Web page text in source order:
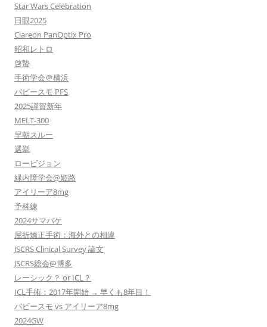
Star Wars Celebration
日眼2025
Clareon PanOptix Pro
昭和レトロ
啓蟄
手術学会＠横浜
バビースモ PFS
2025謹賀新年
MELT-300
早朝スルー
選挙
ロービジョン
緑内障学会@姫路
アイリーア8mg
予科練
2024サマバケ
屈折矯正手術：海外との相違
JSCRS Clinical Survey 論文
JSCRS総会@博多
レーシック？ or ICL？
ICL手術：2017年開始 → 早くも8年目！
バビースモ vs アイリーア8mg
2024GW